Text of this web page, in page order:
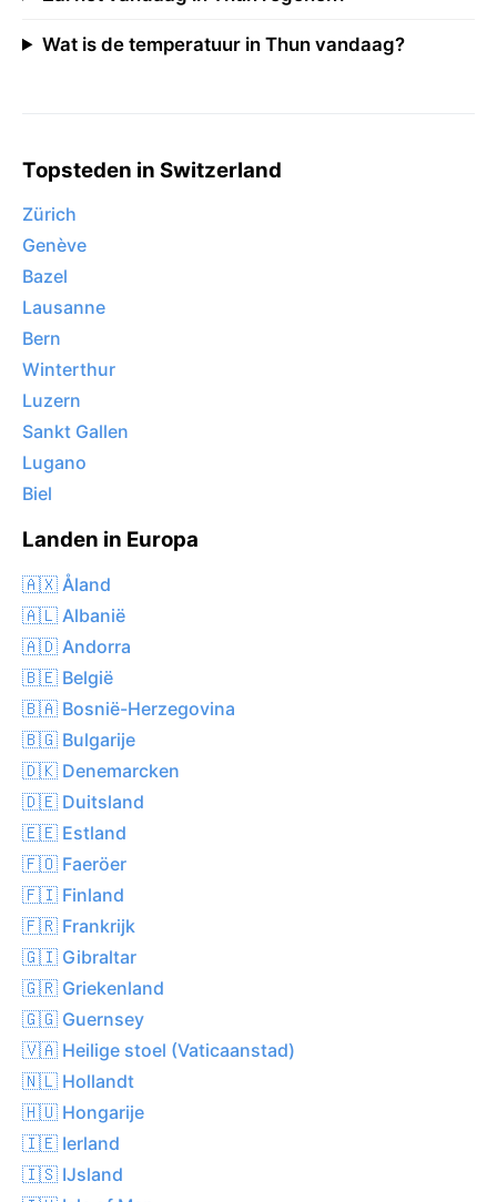
Wat is de temperatuur in Thun vandaag?
Topsteden in Switzerland
Zürich
Genève
Bazel
Lausanne
Bern
Winterthur
Luzern
Sankt Gallen
Lugano
Biel
Landen in Europa
🇦🇽 Åland
🇦🇱 Albanië
🇦🇩 Andorra
🇧🇪 België
🇧🇦 Bosnië-Herzegovina
🇧🇬 Bulgarije
🇩🇰 Denemarcken
🇩🇪 Duitsland
🇪🇪 Estland
🇫🇴 Faeröer
🇫🇮 Finland
🇫🇷 Frankrijk
🇬🇮 Gibraltar
🇬🇷 Griekenland
🇬🇬 Guernsey
🇻🇦 Heilige stoel (Vaticaanstad)
🇳🇱 Hollandt
🇭🇺 Hongarije
🇮🇪 Ierland
🇮🇸 IJsland